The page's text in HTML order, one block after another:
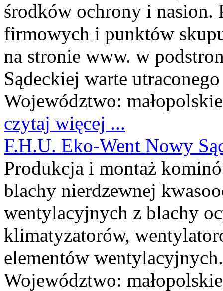
środków ochrony i nasion.
firmowych i punktów
na stronie www. w
Sądeckiej warte
Województwo: małopolskie
czytaj więcej ...
F.H.U. Eko-Went Nowy
Produkcja i montaż
blachy nierdzewnej
wentylacyjnych z blachy
klimatyzatorów,
elementów wentylacyjnych.
Województwo: małopolskie